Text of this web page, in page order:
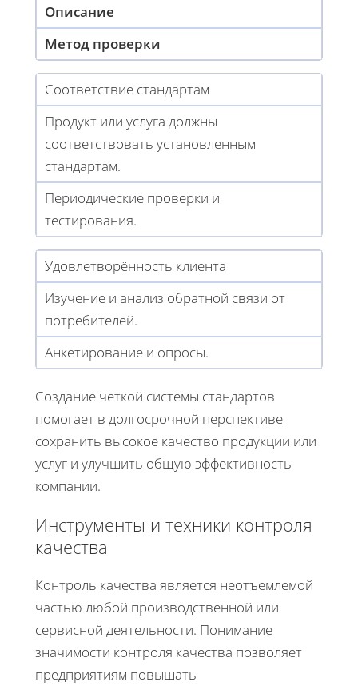
Описание
Метод проверки
Соответствие стандартам
Продукт или услуга должны
соответствовать установленным
стандартам.
Периодические проверки и
тестирования.
Удовлетворённость клиента
Изучение и анализ обратной связи от
потребителей.
Анкетирование и опросы.
Создание чёткой системы стандартов
помогает в долгосрочной перспективе
сохранить высокое качество продукции или
услуг и улучшить общую эффективность
компании.
Инструменты и техники контроля
качества
Контроль качества является неотъемлемой
частью любой производственной или
сервисной деятельности. Понимание
значимости контроля качества позволяет
предприятиям повышать